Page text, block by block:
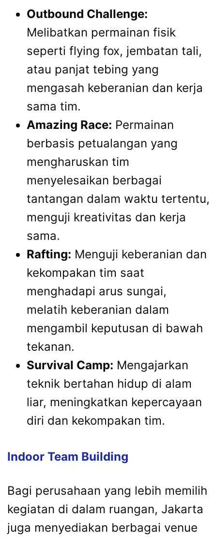
Outbound Challenge:
Melibatkan permainan fisik
seperti flying fox, jembatan tali,
atau panjat tebing yang
mengasah keberanian dan kerja
sama tim.
Amazing Race: Permainan
berbasis petualangan yang
mengharuskan tim
menyelesaikan berbagai
tantangan dalam waktu tertentu,
menguji kreativitas dan kerja
sama.
Rafting: Menguji keberanian dan
kekompakan tim saat
menghadapi arus sungai,
melatih keberanian dalam
mengambil keputusan di bawah
tekanan.
Survival Camp: Mengajarkan
teknik bertahan hidup di alam
liar, meningkatkan kepercayaan
diri dan kekompakan tim.
Indoor Team Building
Bagi perusahaan yang lebih memilih
kegiatan di dalam ruangan, Jakarta
juga menyediakan berbagai venue